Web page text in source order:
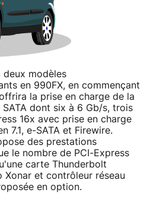
deux modèles
en 990FX, en commençant
la prise en charge de la
dont six à 6 Gb/s, trois
16x avec prise en charge
7.1, e-SATA et Firewire.
des prestations
le nombre de PCI-Express
carte Thunderbolt
Xonar et contrôleur réseau
en option.